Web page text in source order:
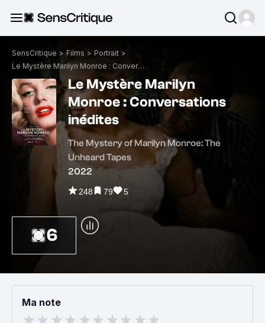
SensCritique > Films > Portrait >
Le Mystère Marilyn Monroe : Conversations inédites
Le Mystère Marilyn
Monroe : Conversations
inédites
The Mystery of Marilyn Monroe: The
Unheard Tapes
2022
248 79 5
6
Ma note